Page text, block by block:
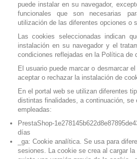
puede instalar en su navegador,
funcionales que son necesarias
utilización de las diferentes opciones o
Las cookies seleccionadas indican
instalación en su navegador y el
condiciones reflejadas en la Política de
El usuario puede marcar o desmarcar
aceptar o rechazar la instalación de
En el portal web se utilizan diferentes
distintas finalidades, a continuación, se
empleadas:
PrestaShop-
días
_ga: Cookie analítica. Se usa para
sesiones. La cookie se crea al cargar